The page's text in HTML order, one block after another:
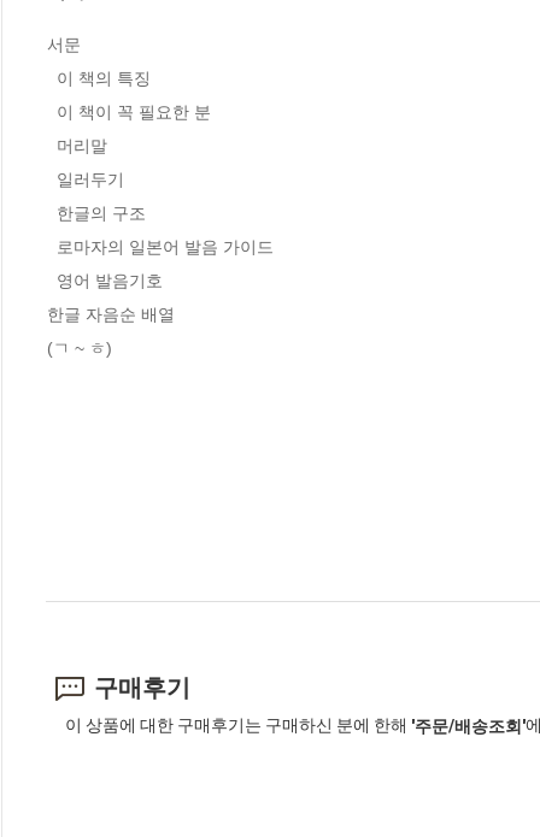
서문
한글 자음순 배열
(ㄱ ~ ㅎ)
구매후기
이 상품에 대한 구매후기는 구매하신 분에 한해 '주문/배송조회'